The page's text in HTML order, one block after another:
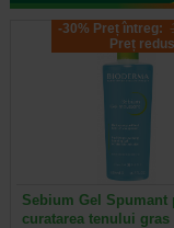
-30% Preț întreg:
Preț
Sebium Gel Spumant
curatarea tenului gras